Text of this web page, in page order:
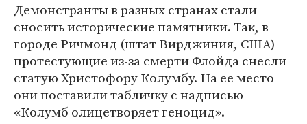
Демонстранты в разных странах стали
сносить исторические памятники. Так, в
городе Ричмонд (штат Вирджиния, США)
протестующие из-за смерти Флойда снесли
статую Христофору Колумбу. На ее место
они поставили табличку с надписью
«Колумб олицетворяет геноцид».